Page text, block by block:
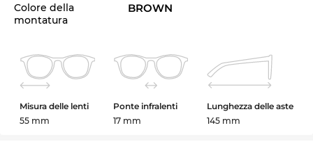
Colore della
montatura
BROWN
Misura delle lenti
55 mm
Ponte infralenti
17 mm
Lunghezza delle aste
145 mm